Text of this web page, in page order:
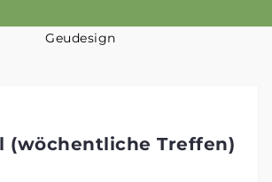
(wöchentliche Treffen)